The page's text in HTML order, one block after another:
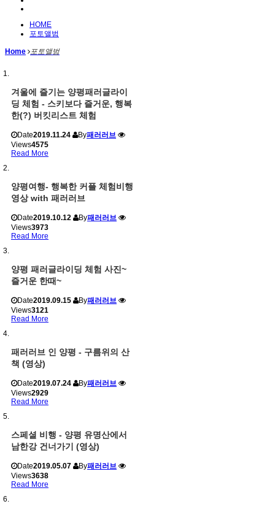
HOME
포토앨범
Home 포토앨범
겨울에 즐기는 양평패러글라이
딩 체험 - 스키보다 즐거운, 행복
한(?) 버킷리스트 체험
Date2019.11.24 By패러러브
Views4575
Read More
양평여행- 행복한 커플 체험비행
영상 with 패러러브
Date2019.10.12 By패러러브
Views3973
Read More
양평 패러글라이딩 체험 사진~
즐거운 한때~
Date2019.09.15 By패러러브
Views3121
Read More
패러러브 인 양평 - 구름위의 산
책 (영상)
Date2019.07.24 By패러러브
Views2929
Read More
스페셜 비행 - 양평 유명산에서
남한강 건너가기 (영상)
Date2019.05.07 By패러러브
Views3638
Read More